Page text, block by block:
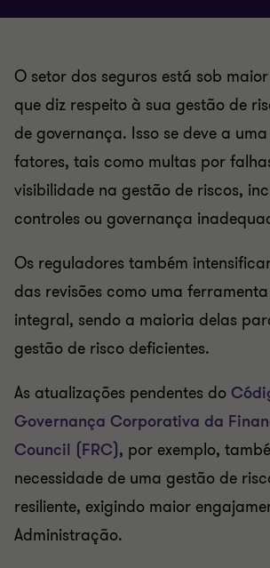
O setor dos seguros está sob
que diz respeito à sua gestão de
de governança. Isso se deve a
fatores, tais como multas por
visibilidade na gestão de riscos,
controles ou governança
Os reguladores também
das revisões como uma
integral, sendo a maioria delas
gestão de risco deficientes.
As atualizações pendentes do
Governança Corporativa da
Council (FRC), por exemplo,
necessidade de uma gestão de
resiliente, exigindo maior
Administração.